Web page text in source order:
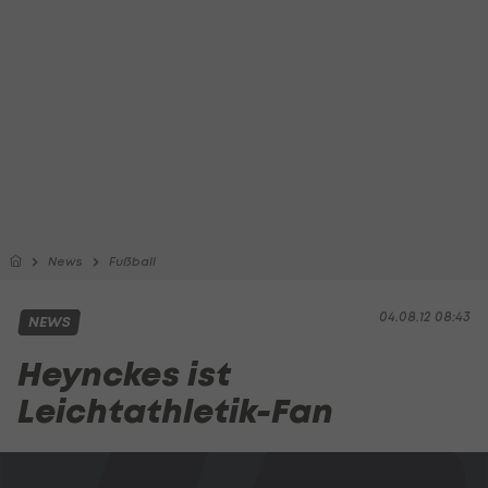
News Fußball
04.08.12 08:43
NEWS
Heynckes ist
Leichtathletik-Fan